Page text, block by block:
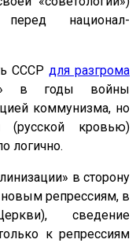
перед национал-
СССР для разгрома
в годы войны
коммунизма, но
кровью)
логично.
в сторону
новым репрессиям, в
сведение
к репрессиям